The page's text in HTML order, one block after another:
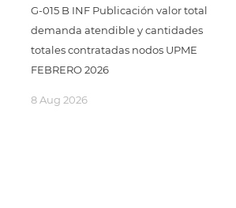
nodos UPME FEBRERO 2026
G-015 B INF Publicación valor total
demanda atendible y cantidades
totales contratadas nodos UPME
FEBRERO 2026
8 Aug 2026